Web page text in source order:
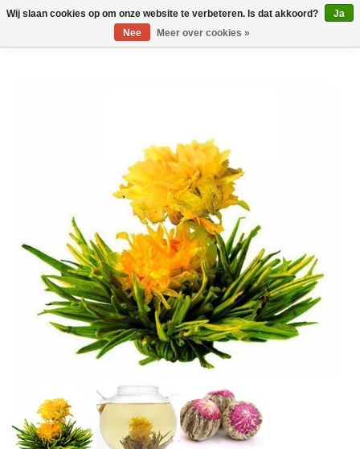
Wij slaan cookies op om onze website te verbeteren. Is dat akkoord?
Ja
Nee
Meer over cookies »